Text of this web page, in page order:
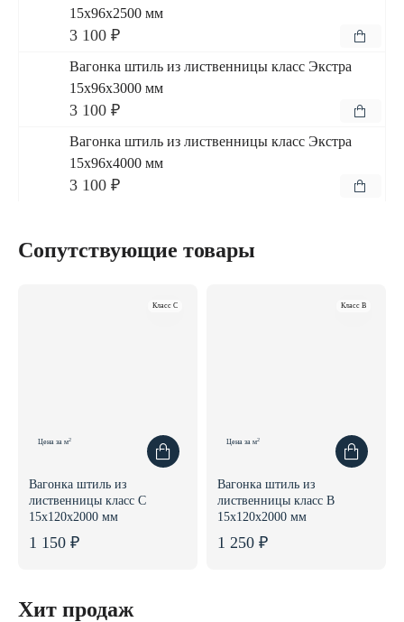
15x96x2500 мм
3 100 ₽
Вагонка штиль из лиственницы класс Экстра
15x96x3000 мм
3 100 ₽
Вагонка штиль из лиственницы класс Экстра
15x96x4000 мм
3 100 ₽
Сопутствующие товары
Класс C
Цена за м2
Вагонка штиль из
лиственницы класс С
15x120x2000 мм
1 150 ₽
Класс B
Цена за м2
Вагонка штиль из
лиственницы класс В
15x120x2000 мм
1 250 ₽
Хит продаж